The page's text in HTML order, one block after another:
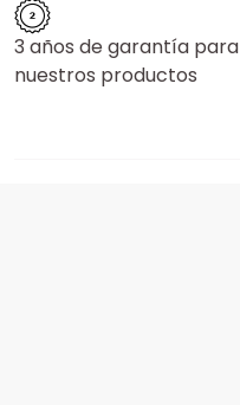
3 años de garantía para
nuestros productos